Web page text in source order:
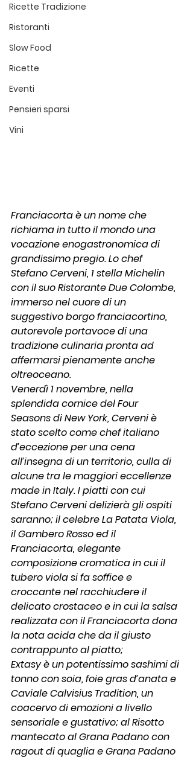
Ricette Tradizione
Ristoranti
Slow Food
Ricette
Eventi
Pensieri sparsi
Vini
Franciacorta è un nome che
richiama in tutto il mondo una
vocazione enogastronomica di
grandissimo pregio. Lo chef
Stefano Cerveni, 1 stella Michelin
con il suo Ristorante Due Colombe,
immerso nel cuore di un
suggestivo borgo franciacortino,
autorevole portavoce di una
tradizione culinaria pronta ad
affermarsi pienamente anche
oltreoceano.
Venerdì 1 novembre, nella
splendida cornice del Four
Seasons di New York, Cerveni è
stato scelto come chef italiano
d’eccezione per una cena
all’insegna di un territorio, culla di
alcune tra le maggiori eccellenze
made in Italy. I piatti con cui
Stefano Cerveni delizierà gli ospiti
saranno; il celebre La Patata Viola,
il Gambero Rosso ed il
Franciacorta, elegante
composizione cromatica in cui il
tubero viola si fa soffice e
croccante nel racchiudere il
delicato crostaceo e in cui la salsa
realizzata con il Franciacorta dona
la nota acida che da il giusto
contrappunto al piatto;
Extasy è un potentissimo sashimi di
tonno con soia, foie gras d’anata e
Caviale Calvisius Tradition, un
coacervo di emozioni a livello
sensoriale e gustativo; al Risotto
mantecato al Grana Padano con
ragout di quaglia e Grana Padano